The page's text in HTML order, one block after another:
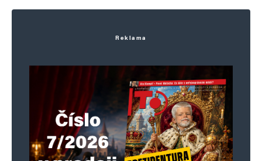
Zrušit ten úřad pro kontrolu stran.
hloubal
7. 3. 2025 (20:29)
https://www.youtube.com/watch?v=TW0_2-
Odpovědět
Reklama